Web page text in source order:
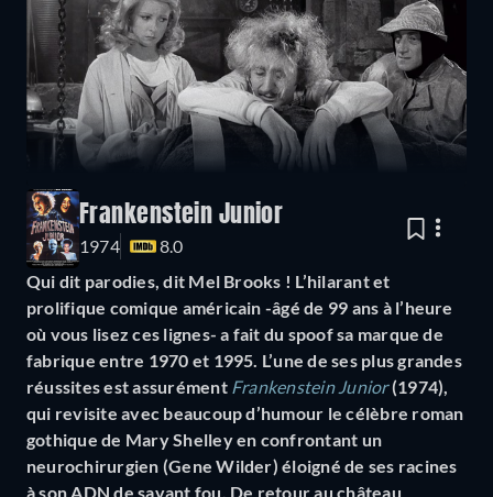
Frankenstein Junior
1974
8.0
Qui dit parodies, dit Mel Brooks ! L’hilarant et
prolifique comique américain -âgé de 99 ans à l’heure
où vous lisez ces lignes- a fait du spoof sa marque de
fabrique entre 1970 et 1995. L’une de ses plus grandes
réussites est assurément Frankenstein Junior(1974),
qui revisite avec beaucoup d’humour le célèbre roman
gothique de Mary Shelley en confrontant un
neurochirurgien (Gene Wilder) éloigné de ses racines
à son ADN de savant fou. De retour au château